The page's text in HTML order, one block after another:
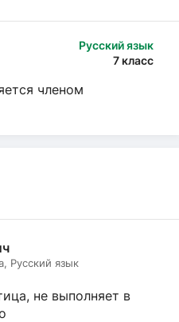
Русский язык
7 класс
членом
Русский язык
не выполняет в